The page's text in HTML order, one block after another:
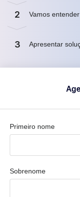
2 Vamos
3 Apresentar
Primeiro nome
Sobrenome